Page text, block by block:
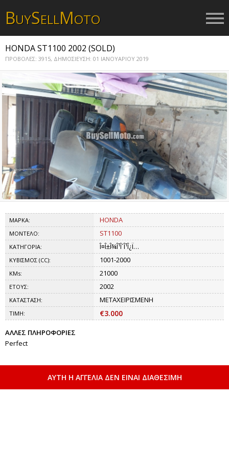
BUYSELLMOTO
HONDA ST1100 2002 (SOLD)
ΠΡΟΒΟΛΕΣ: 3915, ΔΗΜΟΣΙΕΥΣΗ: 01 ΙΑΝΟΥΑΡΙΟΥ 2019
ΜΑΡΚΑ: HONDA
ΜΟΝΤΕΛΟ: ST1100
ΚΑΤΗΓΟΡΙΑ: Î¤Î±Î¾Î¹Î´Î¹Î¿Ï…
ΚΥΒΙΣΜΟΣ (CC): 1001-2000
KMs: 21000
ΕΤΟΥΣ: 2002
ΚΑΤΑΣΤΑΣΗ: ΜΕΤΑΧΕΙΡΙΣΜΕΝΗ
ΤΙΜΗ: €3.000
ΑΛΛΕΣ ΠΛΗΡΟΦΟΡΙΕΣ
Perfect
ΑΥΤΗ Η ΑΓΓΕΛΙΑ ΔΕΝ ΕΙΝΑΙ ΔΙΑΘΕΣΙΜΗ